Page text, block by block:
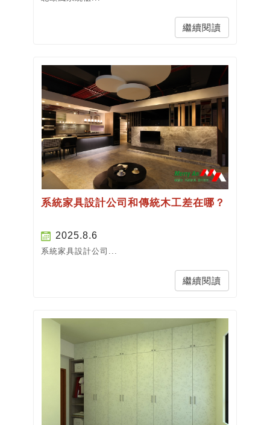
繼續閱讀
系統家具設計公司和傳統木工差在哪？
2025.8.6
系統家具設計公司...
繼續閱讀